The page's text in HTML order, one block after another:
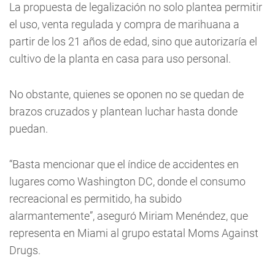
La propuesta de legalización no solo plantea permitir
el uso, venta regulada y compra de marihuana a
partir de los 21 años de edad, sino que autorizaría el
cultivo de la planta en casa para uso personal.
No obstante, quienes se oponen no se quedan de
brazos cruzados y plantean luchar hasta donde
puedan.
“Basta mencionar que el índice de accidentes en
lugares como Washington DC, donde el consumo
recreacional es permitido, ha subido
alarmantemente”, aseguró Miriam Menéndez, que
representa en Miami al grupo estatal Moms Against
Drugs.